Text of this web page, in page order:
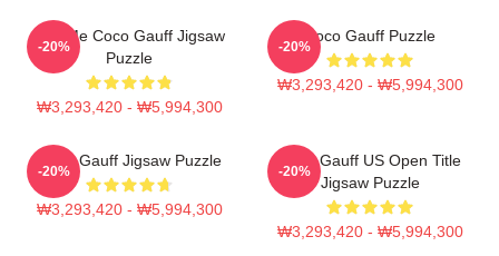
Call Me Coco Gauff Jigsaw
Puzzle
₩3,293,420 - ₩5,994,300
-20%
Coco Gauff Puzzle
₩3,293,420 - ₩5,994,300
-20%
Coco Gauff Jigsaw Puzzle
₩3,293,420 - ₩5,994,300
-20%
Coco Gauff US Open Title
Jigsaw Puzzle
₩3,293,420 - ₩5,994,300
-20%